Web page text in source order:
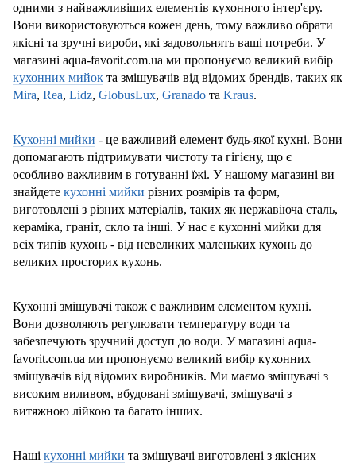
одними з найважливіших елементів кухонного інтер'єру.
Вони використовуються кожен день, тому важливо обрати
якісні та зручні вироби, які задовольнять ваші потреби. У
магазині aqua-favorit.com.ua ми пропонуємо великий вибір
кухонних мийок та змішувачів від відомих брендів, таких як
Mira, Rea, Lidz, GlobusLux, Granado та Kraus.
Кухонні мийки - це важливий елемент будь-якої кухні. Вони
допомагають підтримувати чистоту та гігієну, що є
особливо важливим в готуванні їжі. У нашому магазині ви
знайдете кухонні мийки різних розмірів та форм,
виготовлені з різних матеріалів, таких як нержавіюча сталь,
кераміка, граніт, скло та інші. У нас є кухонні мийки для
всіх типів кухонь - від невеликих маленьких кухонь до
великих просторих кухонь.
Кухонні змішувачі також є важливим елементом кухні.
Вони дозволяють регулювати температуру води та
забезпечують зручний доступ до води. У магазині aqua-
favorit.com.ua ми пропонуємо великий вибір кухонних
змішувачів від відомих виробників. Ми маємо змішувачі з
високим виливом, вбудовані змішувачі, змішувачі з
витяжною лійкою та багато інших.
Наші кухонні мийки та змішувачі виготовлені з якісних